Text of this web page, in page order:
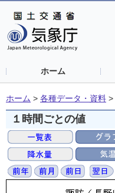
ホーム
ホーム > 各種データ・資料 >
１時間ごとの値